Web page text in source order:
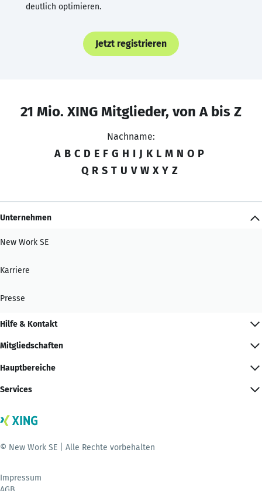
deutlich optimieren.
Jetzt registrieren
21 Mio. XING Mitglieder, von A bis Z
Nachname:
A B C D E F G H I J K L M N O P
Q R S T U V W X Y Z
Unternehmen
New Work SE
Karriere
Presse
Hilfe & Kontakt
Mitgliedschaften
Hauptbereiche
Services
© New Work SE | Alle Rechte vorbehalten
Impressum